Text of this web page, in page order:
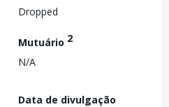
Dropped
Mutuário 2
N/A
Data de divulgação